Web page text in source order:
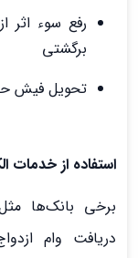
رفع سوء
برگشتی
تحویل فیش
استفاده از خدمات
برخی بانک‌ها
دریافت وام